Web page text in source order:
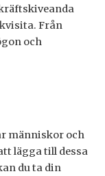
Från
och
människor och
lägga till dessa
du ta din